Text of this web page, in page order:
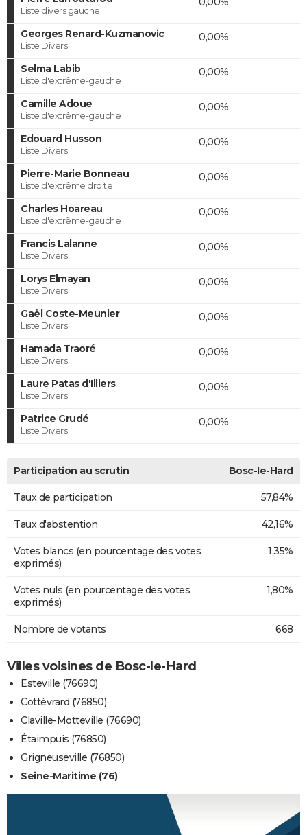
Liste divers gauche
Georges Renard-Kuzmanovic
Liste Divers
0,00%
Selma Labib
Liste d'extrême-gauche
0,00%
Camille Adoue
Liste d'extrême-gauche
0,00%
Edouard Husson
Liste Divers
0,00%
Pierre-Marie Bonneau
Liste d'extrême droite
0,00%
Charles Hoareau
Liste d'extrême-gauche
0,00%
Francis Lalanne
Liste Divers
0,00%
Lorys Elmayan
Liste Divers
0,00%
Gaël Coste-Meunier
Liste Divers
0,00%
Hamada Traoré
Liste Divers
0,00%
Laure Patas d'Illiers
Liste Divers
0,00%
Patrice Grudé
Liste Divers
0,00%
Participation au scrutin Bosc-le-Hard
Taux de participation 57,84%
Taux d'abstention 42,16%
Votes blancs (en pourcentage des votes
exprimés)
1,35%
Votes nuls (en pourcentage des votes
exprimés)
1,80%
Nombre de votants 668
Villes voisines de Bosc-le-Hard
Esteville (76690)
Cottévrard (76850)
Claville-Motteville (76690)
Étaimpuis (76850)
Grigneuseville (76850)
Seine-Maritime (76)